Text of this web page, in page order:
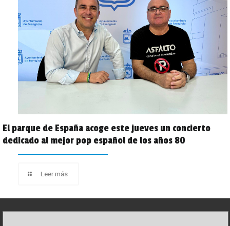
El parque de España acoge este jueves un concierto
dedicado al mejor pop español de los años 80
Leer más